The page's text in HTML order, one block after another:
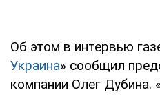
Об этом в интервью
Украина» сообщил
компании Олег Дубина.